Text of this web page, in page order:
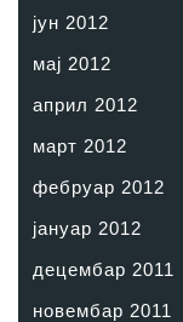
јун 2012
мај 2012
април 2012
март 2012
фебруар 2012
јануар 2012
децембар 2011
новембар 2011